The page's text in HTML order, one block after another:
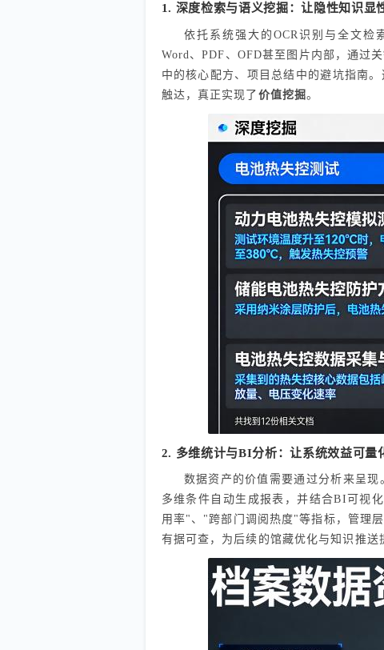
1. 深度检索与语义挖掘：让隐性知识显
依托系统强大的OCR识别与全文
Word、PDF、OFD甚至图片内部，通过
中的核心配方、项目总结中的避坑指南
触达，真正实现了 价值挖掘。
2. 多维统计与BI分析：让系统效益可量
数据资产的价值需要通过分析来呈
多维条件自动生成报表，并结合BI可视
用率"、"跨部门调阅热度"等指标，管理
有据可查，为后续的馆藏优化与知识推送